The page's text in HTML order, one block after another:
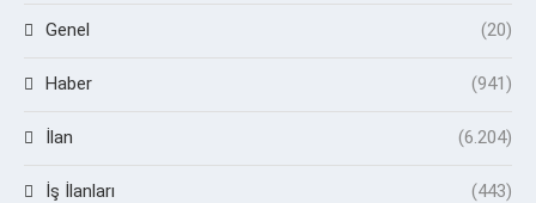
Genel (20)
Haber (941)
İlan (6.204)
İş İlanları (443)